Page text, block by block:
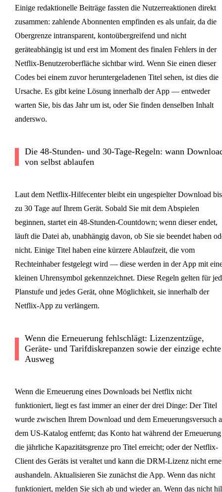
Einige redaktionelle Beiträge fassten die Nutzerreaktionen direkt
zusammen: zahlende Abonnenten empfinden es als unfair, da die
Obergrenze intransparent, kontoübergreifend und nicht
geräteabhängig ist und erst im Moment des finalen Fehlers in der
Netflix-Benutzeroberfläche sichtbar wird. Wenn Sie einen dieser
Codes bei einem zuvor heruntergeladenen Titel sehen, ist dies die
Ursache. Es gibt keine Lösung innerhalb der App — entweder
warten Sie, bis das Jahr um ist, oder Sie finden denselben Inhalt
anderswo.
Die 48-Stunden- und 30-Tage-Regeln: wann
von selbst ablaufen
Laut dem Netflix-Hilfecenter bleibt ein ungespielter Download bis
zu 30 Tage auf Ihrem Gerät. Sobald Sie mit dem Abspielen
beginnen, startet ein 48-Stunden-Countdown; wenn dieser endet,
läuft die Datei ab, unabhängig davon, ob Sie sie beendet haben
nicht. Einige Titel haben eine kürzere Ablaufzeit, die vom
Rechteinhaber festgelegt wird — diese werden in der App mit
kleinen Uhrensymbol gekennzeichnet. Diese Regeln gelten für
Planstufe und jedes Gerät, ohne Möglichkeit, sie innerhalb der
Netflix-App zu verlängern.
Wenn die Erneuerung fehlschlägt: Lizenzentzüge,
Geräte- und Tarifdiskrepanzen sowie der einzige echte
Ausweg
Wenn die Erneuerung eines Downloads bei Netflix nicht
funktioniert, liegt es fast immer an einer der drei Dinge: Der Titel
wurde zwischen Ihrem Download und dem Erneuerungsversuch
dem US-Katalog entfernt; das Konto hat während der Erneuerung
die jährliche Kapazitätsgrenze pro Titel erreicht; oder der Netflix-
Client des Geräts ist veraltet und kann die DRM-Lizenz nicht
aushandeln. Aktualisieren Sie zunächst die App. Wenn das nicht
funktioniert, melden Sie sich ab und wieder an. Wenn das nicht